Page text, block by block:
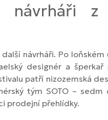
návrháři
návrháři. Po
designér a
patří nizozemská
tým SOTO –
prodejní přehlídky.